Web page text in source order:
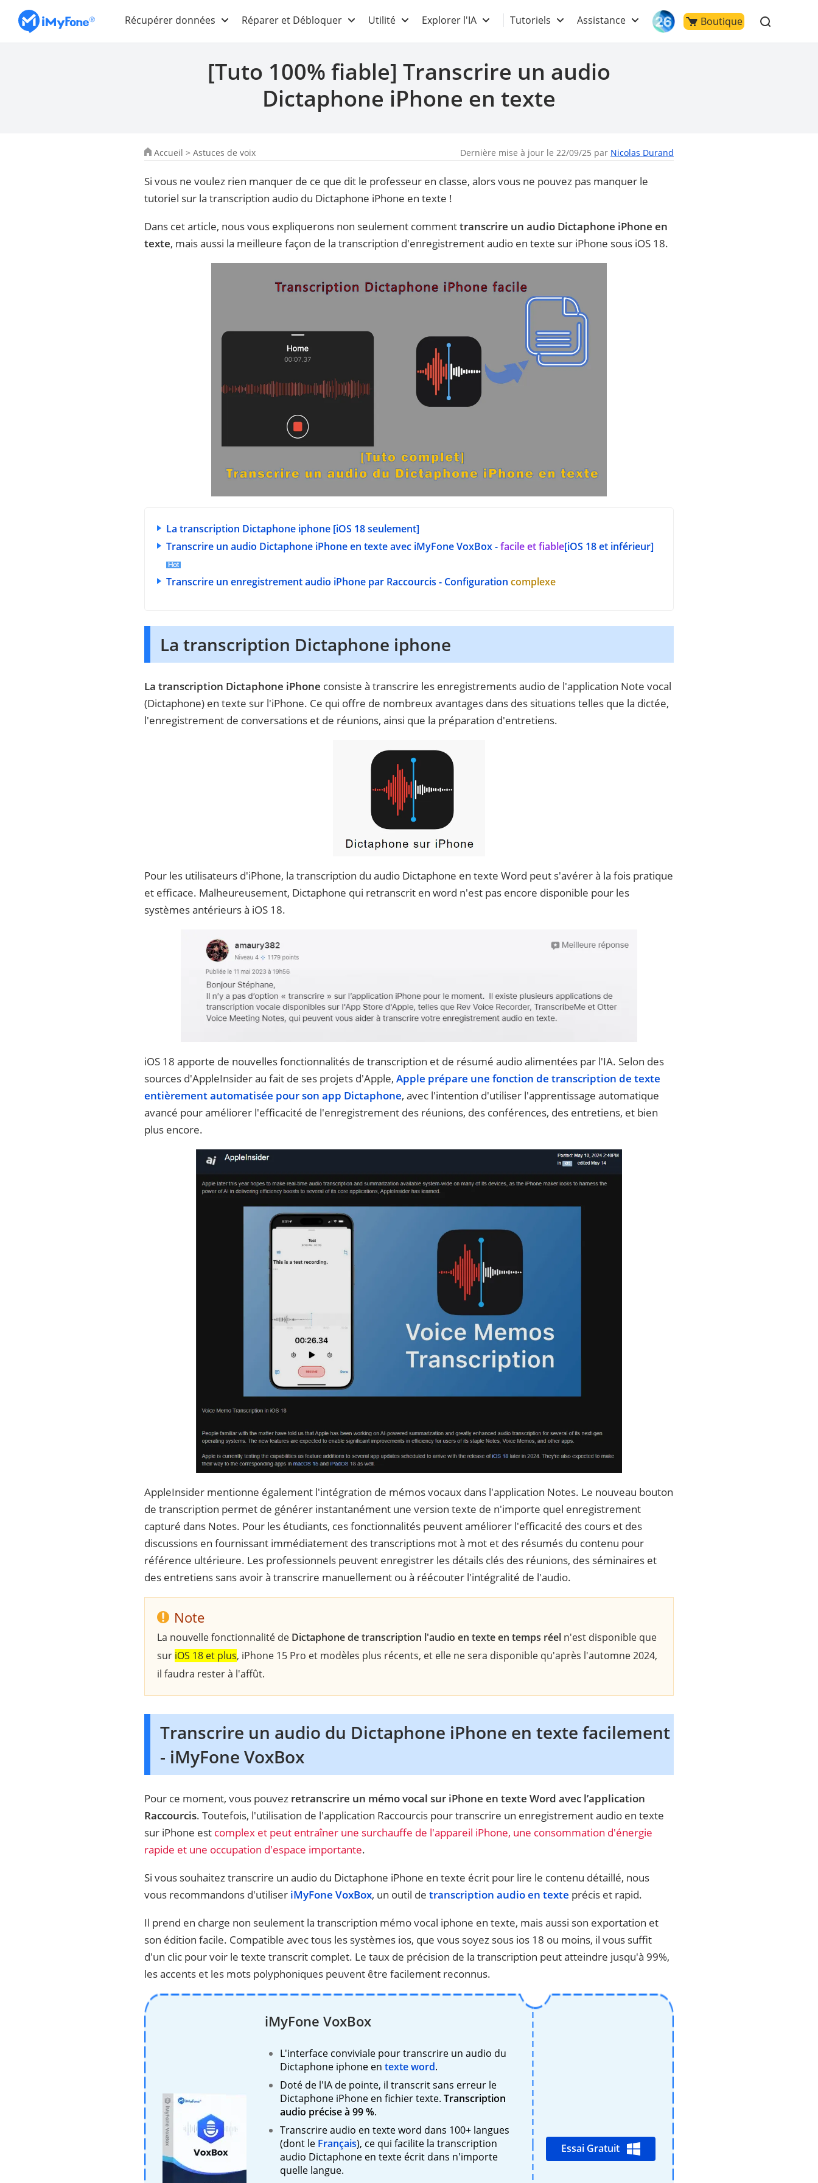
Récupérer données Réparer et Débloquer Utilité Explorer l'IA Tutoriels Assistance Boutique
[Tuto 100% fiable] Transcrire un audio
Dictaphone iPhone en texte
Accueil > Astuces de voix Dernière mise à jour le 22/09/25 par Nicolas Durand
Si vous ne voulez rien manquer de ce que dit le professeur en classe, alors vous ne pouvez pas manquer le
tutoriel sur la transcription audio du Dictaphone iPhone en texte !
Dans cet article, nous vous expliquerons non seulement commenttranscrire un audio Dictaphone iPhone en
texte, mais aussi la meilleure façon de la transcription d'enregistrement audio en texte sur iPhone sous iOS 18.
La transcription Dictaphone iphone [iOS 18 seulement]
Transcrire un audio Dictaphone iPhone en texte avec iMyFone VoxBox -facile et fiable[iOS 18 et inférieur]
Transcrire un enregistrement audio iPhone par Raccourcis - Configuration complexe
La transcription Dictaphone iphone
La transcription Dictaphone iPhone consiste à transcrire les enregistrements audio de l'application Note vocal
(Dictaphone) en texte sur l'iPhone. Ce qui offre de nombreux avantages dans des situations telles que la dictée,
l'enregistrement de conversations et de réunions, ainsi que la préparation d'entretiens.
Pour les utilisateurs d'iPhone, la transcription du audio Dictaphone en texte Word peut s'avérer à la fois pratique
et efficace. Malheureusement, Dictaphone qui retranscrit en word n'est pas encore disponible pour les
systèmes antérieurs à iOS 18.
iOS 18 apporte de nouvelles fonctionnalités de transcription et de résumé audio alimentées par l'IA. Selon des
sources d'AppleInsider au fait de ses projets d'Apple, Apple prépare une fonction de transcription de texte
entièrement automatisée pour son app Dictaphone, avec l'intention d'utiliser l'apprentissage automatique
avancé pour améliorer l'efficacité de l'enregistrement des réunions, des conférences, des entretiens, et bien
plus encore.
AppleInsider mentionne également l'intégration de mémos vocaux dans l'application Notes. Le nouveau bouton
de transcription permet de générer instantanément une version texte de n'importe quel enregistrement
capturé dans Notes. Pour les étudiants, ces fonctionnalités peuvent améliorer l'efficacité des cours et des
discussions en fournissant immédiatement des transcriptions mot à mot et des résumés du contenu pour
référence ultérieure. Les professionnels peuvent enregistrer les détails clés des réunions, des séminaires et
des entretiens sans avoir à transcrire manuellement ou à réécouter l'intégralité de l'audio.
Note
La nouvelle fonctionnalité de Dictaphone de transcription l'audio en texte en temps réel n'est disponible que
sur iOS 18 et plus, iPhone 15 Pro et modèles plus récents, et elle ne sera disponible qu'après l'automne 2024,
il faudra rester à l'affût.
Transcrire un audio du Dictaphone iPhone en texte facilement
- iMyFone VoxBox
Pour ce moment, vous pouvez retranscrire un mémo vocal sur iPhone en texte Word avec l’application
Raccourcis. Toutefois, l'utilisation de l'application Raccourcis pour transcrire un enregistrement audio en texte
sur iPhone est complex et peut entraîner une surchauffe de l'appareil iPhone, une consommation d'énergie
rapide et une occupation d'espace importante.
Si vous souhaitez transcrire un audio du Dictaphone iPhone en texte écrit pour lire le contenu détaillé, nous
vous recommandons d'utiliser iMyFone VoxBox, un outil de transcription audio en texte précis et rapid.
Il prend en charge non seulement la transcription mémo vocal iphone en texte, mais aussi son exportation et
son édition facile. Compatible avec tous les systèmes ios, que vous soyez sous ios 18 ou moins, il vous suffit
d'un clic pour voir le texte transcrit complet. Le taux de précision de la transcription peut atteindre jusqu'à 99%,
les accents et les mots polyphoniques peuvent être facilement reconnus.
iMyFone VoxBox
L'interface conviviale pour transcrire un audio du
Dictaphone iphone en texte word.
Doté de l'IA de pointe, il transcrit sans erreur le
Dictaphone iPhone en fichier texte. Transcription
audio précise à 99 %.
Transcrire audio en texte word dans 100+ langues
(dont le Français), ce qui facilite la transcription
audio Dictaphone en texte écrit dans n'importe
quelle langue.
Essai Gratuit